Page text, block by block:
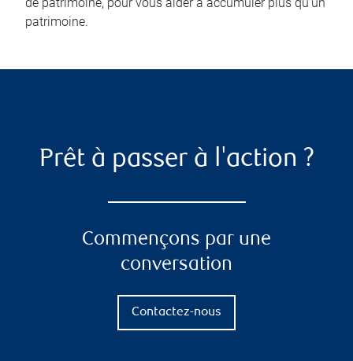
patrimoine.
Prêt à passer à l'action ?
Commençons par une
conversation
Contactez-nous